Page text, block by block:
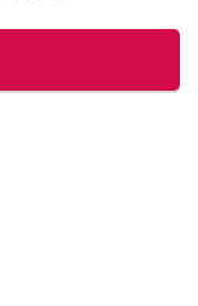
トの他の記事を読む